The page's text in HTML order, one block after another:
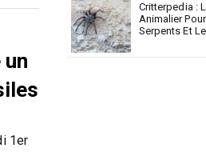
1er
Critterpedia :
Animalier
Serpents Et